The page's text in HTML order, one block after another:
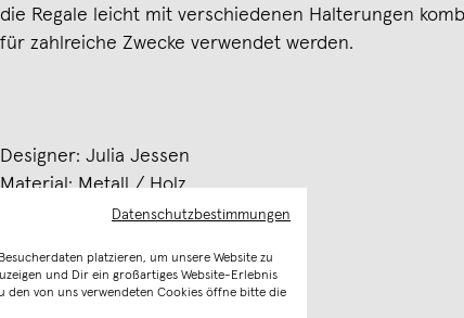
die Regale leicht mit verschiedenen Halterungen
für zahlreiche Zwecke verwendet werden.
Designer: Julia Jessen
Material: Metall / Holz
Farben: Schwarz / Chrome
Abmessungen: 160x 145 x 34 cm
Handgemacht in Deutschland
Datenschutzbestimmungen
platzieren, um unsere Website zu
und Dir ein großartiges Website-Erlebnis
den von uns verwendeten Cookies öffne bitte die